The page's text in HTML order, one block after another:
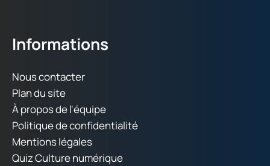
Informations
Nous contacter
Plan du site
À propos de l'équipe
Politique de confidentialité
Mentions légales
Quiz Culture numérique